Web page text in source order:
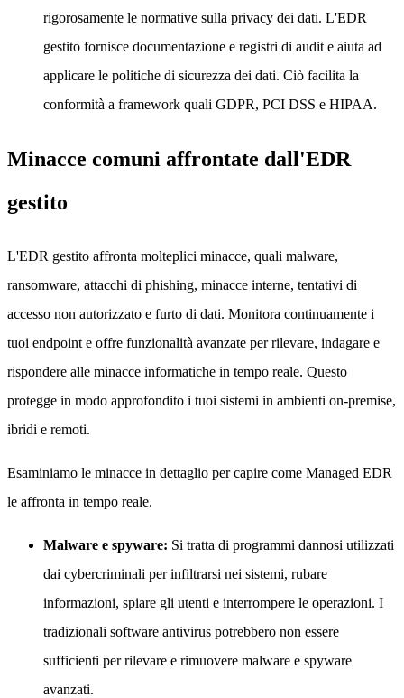
rigorosamente le normative sulla privacy dei dati. L'EDR
gestito fornisce documentazione e registri di audit e aiuta ad
applicare le politiche di sicurezza dei dati. Ciò facilita la
conformità a framework quali GDPR, PCI DSS e HIPAA.
Minacce comuni affrontate dall'EDR
gestito
L'EDR gestito affronta molteplici minacce, quali malware,
ransomware, attacchi di phishing, minacce interne, tentativi di
accesso non autorizzato e furto di dati. Monitora continuamente i
tuoi endpoint e offre funzionalità avanzate per rilevare, indagare e
rispondere alle minacce informatiche in tempo reale. Questo
protegge in modo approfondito i tuoi sistemi in ambienti on-premise,
ibridi e remoti.
Esaminiamo le minacce in dettaglio per capire come Managed EDR
le affronta in tempo reale.
Malware e spyware: Si tratta di programmi dannosi utilizzati
dai cybercriminali per infiltrarsi nei sistemi, rubare
informazioni, spiare gli utenti e interrompere le operazioni. I
tradizionali software antivirus potrebbero non essere
sufficienti per rilevare e rimuovere malware e spyware
avanzati.